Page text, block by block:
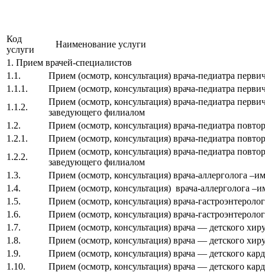
Код
услуги
Наименование услуги
1. Прием врачей-специалистов
1.1.
Прием (осмотр, консультация) врача-педиатра
1.1.1.
Прием (осмотр, консультация) врача-педиатра
1.1.2.
Прием (осмотр, консультация) врача-педиатра
заведующего филиалом
1.2.
Прием (осмотр, консультация) врача-педиатра
1.2.1.
Прием (осмотр, консультация) врача-педиатра
1.2.2.
Прием (осмотр, консультация) врача-педиатра
заведующего филиалом
1.3.
Прием (осмотр, консультация) врача-аллерголога
1.4.
Прием (осмотр, консультация) врача-аллерголога
1.5.
Прием (осмотр, консультация) врача-
1.6.
Прием (осмотр, консультация) врача-
1.7.
Прием (осмотр, консультация) врача — детского
1.8.
Прием (осмотр, консультация) врача — детского
1.9.
Прием (осмотр, консультация) врача — детского
1.10.
Прием (осмотр, консультация) врача — детского